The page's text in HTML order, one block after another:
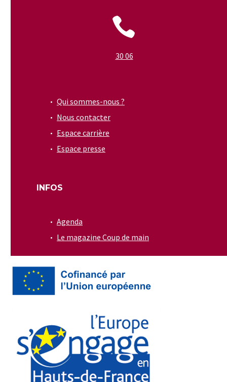


30 06
Qui sommes-nous ?
Nous contacter
Espace carrière
Espace presse
INFOS
Agenda
Le magazine Coup de main